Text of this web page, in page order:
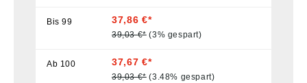
Bis99 37,86 €*
39,03 €* (3% gespart)
Ab 100 37,67 €*
39,03 €* (3.48% gespart)